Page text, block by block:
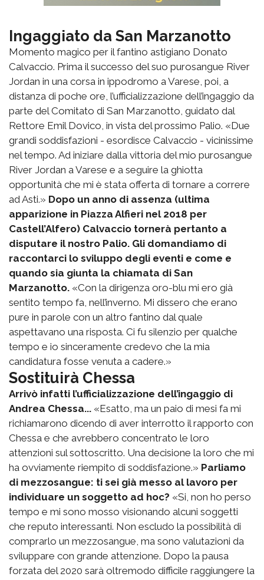
Ingaggiato da San Marzanotto
Momento magico per il fantino astigiano Donato
Calvaccio. Prima il successo del suo purosangue River
Jordan in una corsa in ippodromo a Varese, poi, a
distanza di poche ore, l’ufficializzazione dell’ingaggio da
parte del Comitato di San Marzanotto, guidato dal
Rettore Emil Dovico, in vista del prossimo Palio. «Due
grandi soddisfazioni - esordisce Calvaccio - vicinissime
nel tempo. Ad iniziare dalla vittoria del mio purosangue
River Jordan a Varese e a seguire la ghiotta
opportunità che mi è stata offerta di tornare a correre
ad Asti.» Dopo un anno di assenza (ultima
apparizione in Piazza Alfieri nel 2018 per
Castell’Alfero) Calvaccio tornerà pertanto a
disputare il nostro Palio. Gli domandiamo di
raccontarci lo sviluppo degli eventi e come e
quando sia giunta la chiamata di San
Marzanotto. «Con la dirigenza oro-blu mi ero già
sentito tempo fa, nell’inverno. Mi dissero che erano
pure in parole con un altro fantino dal quale
aspettavano una risposta. Ci fu silenzio per qualche
tempo e io sinceramente credevo che la mia
candidatura fosse venuta a cadere.»
Sostituirà Chessa
Arrivò infatti l’ufficializzazione dell’ingaggio di
Andrea Chessa... «Esatto, ma un paio di mesi fa mi
richiamarono dicendo di aver interrotto il rapporto con
Chessa e che avrebbero concentrato le loro
attenzioni sul sottoscritto. Una decisione la loro che mi
ha ovviamente riempito di soddisfazione.» Parliamo
di mezzosangue: ti sei già messo al lavoro per
individuare un soggetto ad hoc? «Si, non ho perso
tempo e mi sono mosso visionando alcuni soggetti
che reputo interessanti. Non escludo la possibilità di
comprarlo un mezzosangue, ma sono valutazioni da
sviluppare con grande attenzione. Dopo la pausa
forzata del 2020 sarà oltremodo difficile raggiungere la